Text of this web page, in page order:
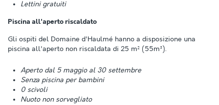
Lettini gratuiti
Piscina all'aperto riscaldato
Gli ospiti del Domaine d'Haulmé hanno a disposizione una
piscina all'aperto non riscaldata di 25 m² (55m³).
Aperto dal 5 maggio al 30 settembre
Senza piscina per bambini
0 scivoli
Nuoto non sorvegliato